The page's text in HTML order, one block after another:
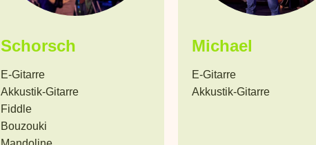
Schorsch
E-Gitarre
Akkustik-Gitarre
Fiddle
Bouzouki
Michael
E-Gitarre
Akkustik-Gitarre